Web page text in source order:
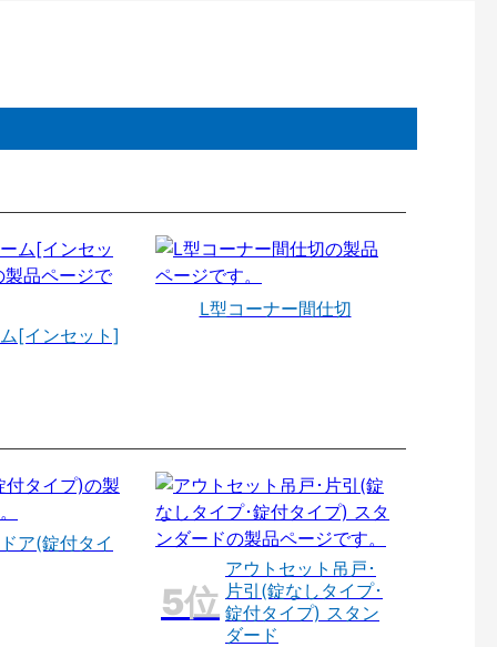
[インセット]
L型コーナー間仕切
ア(錠付タイ
アウトセット吊戸･
片引(錠なしタイプ･
錠付タイプ) スタン
ダード